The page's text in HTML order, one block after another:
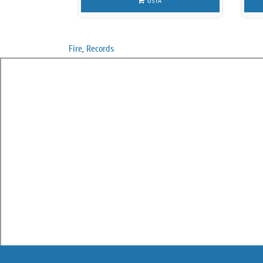
Fire, Records